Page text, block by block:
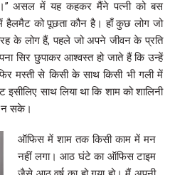
असल में यह कहकर मैंने पत्नी को बस
हैलमैट को पूछता कौन है। हाँ कुछ लोग जो
के लोग हैं, पहले जो अपने जीवन के प्रति
सिर छुपाकर आश्वस्त हो जाते हैं कि उन्हें
मस्ती से किसी के साथ किसी भी गली में
साथ लिया था कि शाम को शालिनी
न सके।
ऑफिस में शाम तक किसी काम में मन
नहीं लगा। आठ घंटे का ऑफिस टाइम